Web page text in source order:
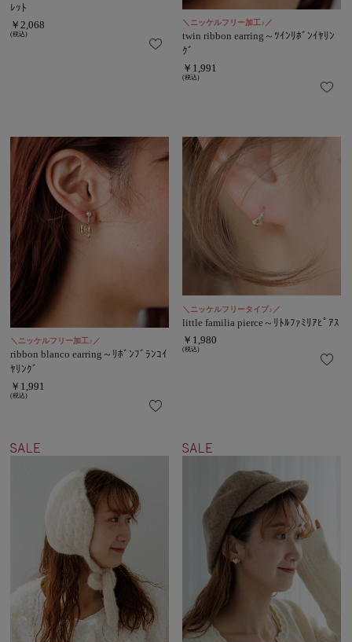
ﾚｯﾄ
￥2,068
(税込)
＼ニッケルフリー加工♪／
twin ribbon earring～ﾂｲﾝﾘﾎﾞﾝｲﾔﾘﾝ
ｸﾞ
￥1,991
(税込)
＼ニッケルフリー加工♪／
ribbon blanco earring～ﾘﾎﾞﾝﾌﾞﾗﾝｺｲ
ﾔﾘﾝｸﾞ
￥1,991
(税込)
＼ニッケルフリータイプ♪／
little familia pierce～ﾘﾄﾙﾌｧﾐﾘｱﾋﾟｱｽ
￥1,980
(税込)